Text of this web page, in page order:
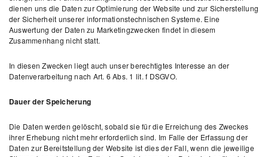
dienen uns die Daten zur Optimierung der Website und zur Sicherstellung
der Sicherheit unserer informationstechnischen Systeme. Eine
Auswertung der Daten zu Marketingzwecken findet in diesem
Zusammenhang nicht statt.
In diesen Zwecken liegt auch unser berechtigtes Interesse an der
Datenverarbeitung nach Art. 6 Abs. 1 lit. f DSGVO.
Dauer der Speicherung
Die Daten werden gelöscht, sobald sie für die Erreichung des Zweckes
ihrer Erhebung nicht mehr erforderlich sind. Im Falle der Erfassung der
Daten zur Bereitstellung der Website ist dies der Fall, wenn die jeweilige